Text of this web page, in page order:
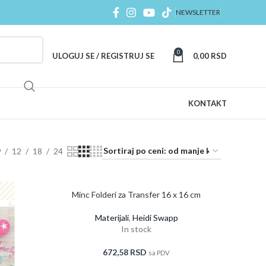
NEWSLETTER
ULOGUJ SE / REGISTRUJ SE 0 0,00 RSD
KONTAKT
12 18 24
Minc Folderi za Transfer 16 x 16 cm
Materijali, Heidi Swapp
In stock
672,58 RSD sa PDV